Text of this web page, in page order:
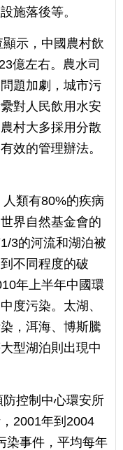
施落後等。
示，中國農村飲
億左右。農水司
題加劇，城市污
對人民飲用水安
村大多採用分散
效的管理辦法。
類有80%的疾病
界自然基金會的
3的河流和湖泊被
不同程度的破
年上半年中國環
度污染。太湖、
，洱海、博斯騰
型湖泊則出現中
控制中心環安所
2001年到2004
染事件，平均每年